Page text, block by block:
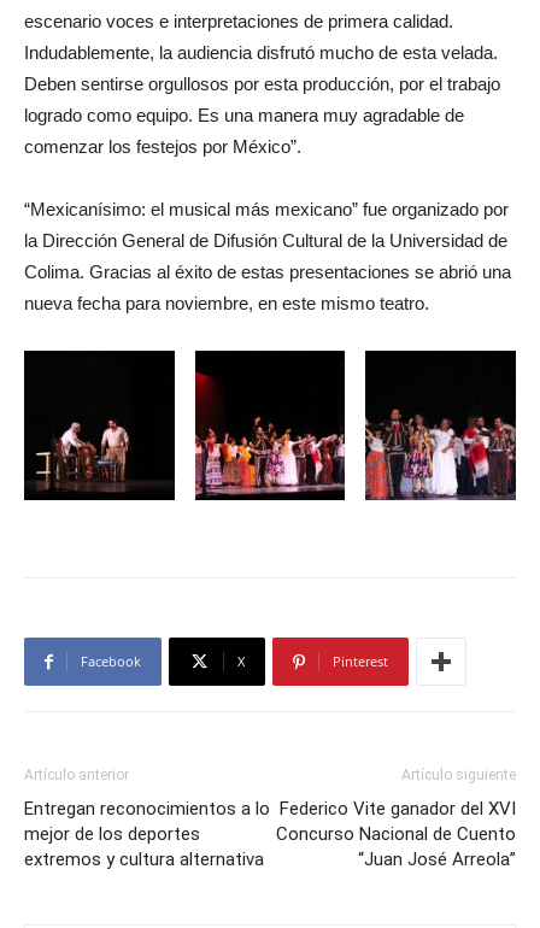
escenario voces e interpretaciones de primera calidad.
Indudablemente, la audiencia disfrutó mucho de esta velada.
Deben sentirse orgullosos por esta producción, por el trabajo
logrado como equipo. Es una manera muy agradable de
comenzar los festejos por México”.
“Mexicanísimo: el musical más mexicano” fue organizado por
la Dirección General de Difusión Cultural de la Universidad de
Colima. Gracias al éxito de estas presentaciones se abrió una
nueva fecha para noviembre, en este mismo teatro.
Facebook X Pinterest
Artículo anterior
Entregan reconocimientos a lo
mejor de los deportes
extremos y cultura alternativa
Artículo siguiente
Federico Vite ganador del XVI
Concurso Nacional de Cuento
“Juan José Arreola”